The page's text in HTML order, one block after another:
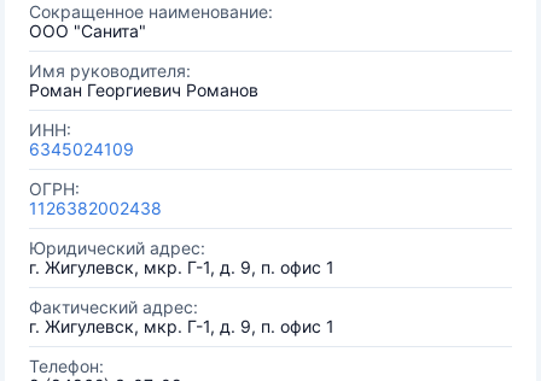
Сокращенное наименование:
ООО "Санита"
Имя руководителя:
Роман Георгиевич Романов
ИНН:
6345024109
ОГРН:
1126382002438
Юридический адрес:
г. Жигулевск, мкр. Г-1, д. 9, п. офис 1
Фактический адрес:
г. Жигулевск, мкр. Г-1, д. 9, п. офис 1
Телефон: